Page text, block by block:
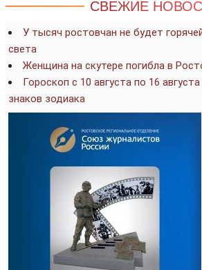
СВЕЖИЕ
У тысяч ростовчан не будет
света
Женщина на скутере погибла в
Гороскоп с 10 августа по 16
знаков зодиака